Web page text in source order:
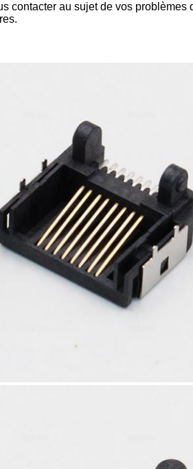
contacter au sujet de vos